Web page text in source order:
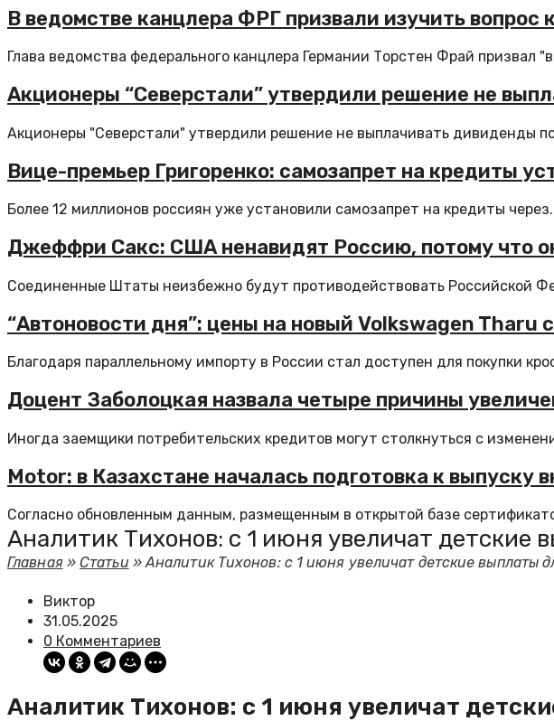
В ведомстве канцлера ФРГ призвали изучить
Глава ведомства федерального канцлера Германии Торстен Фрай призвал
Акционеры “Северстали” утвердили решение не
Акционеры "Северстали" утвердили решение не выплачивать дивиденды
Вице-премьер Григоренко: самозапрет на кредиты
Более 12 миллионов россиян уже установили самозапрет на кредиты
Джеффри Сакс: США ненавидят Россию, потому что
Соединенные Штаты неизбежно будут противодействовать Российской
“Автоновости дня”: цены на новый Volkswagen Tharu
Благодаря параллельному импорту в России стал доступен для покупки
Доцент Заболоцкая назвала четыре причины
Иногда заемщики потребительских кредитов могут столкнуться с
Motor: в Казахстане началась подготовка к выпуску
Согласно обновленным данным, размещенным в открытой базе
Аналитик Тихонов: с 1 июня увеличат детские
Главная»Статьи »Аналитик Тихонов: с 1 июня увеличат детские выплаты
Виктор
31.05.2025
0 Комментариев
Аналитик Тихонов: с 1 июня увеличат